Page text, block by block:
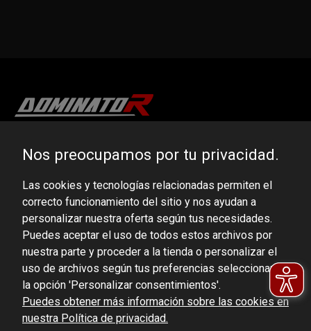
DOMINATOR GROUP Sp. z o.o.
VAT ID No.: 6521751083
dominator@dominator.pl
© Copyright 2022 | Dominator Group Sp. z o. o.
Nos preocupamos por tu privacidad.
Las cookies y tecnologías relacionadas permiten el
correcto funcionamiento del sitio y nos ayudan a
personalizar nuestra oferta según tus necesidades.
Puedes aceptar el uso de todos estos archivos por
nuestra parte y proceder a la tienda o personalizar el
uso de archivos según tus preferencias seleccionando
la opción 'Personalizar consentimientos'.
Puedes obtener más información sobre las cookies en
nuestra Política de privacidad.